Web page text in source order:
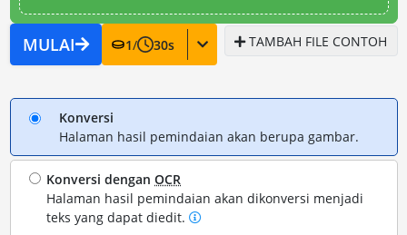
MULAI 1/ 30s TAMBAH FILE CONTOH
Konversi
Halaman hasil pemindaian akan berupa gambar.
Konversi denganOCR
Halaman hasil pemindaian akan dikonversi menjadi
teks yang dapat diedit.